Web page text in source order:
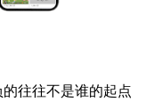
往往不是谁的起点